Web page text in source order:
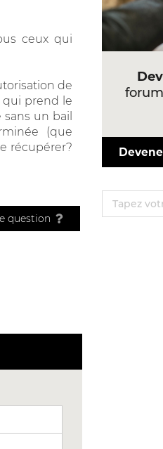
ceux qui
de
qui prend le
un bail
(que
récupérer?
question